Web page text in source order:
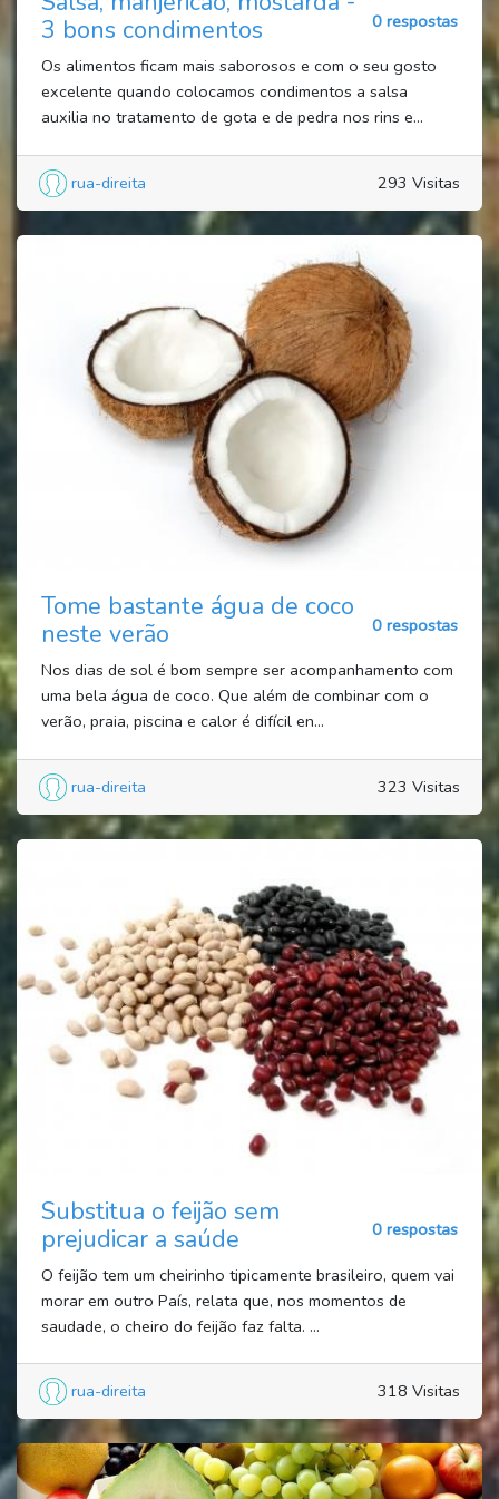
3 bons condimentos
0 respostas
Os alimentos ficam mais saborosos e com o seu gosto
excelente quando colocamos condimentos a salsa
auxilia no tratamento de gota e de pedra nos rins e...
rua-direita 293 Visitas
Tome bastante água de coco
neste verão
0 respostas
Nos dias de sol é bom sempre ser acompanhamento com
uma bela água de coco. Que além de combinar com o
verão, praia, piscina e calor é difícil en...
rua-direita 323 Visitas
Substitua o feijão sem
prejudicar a saúde
0 respostas
O feijão tem um cheirinho tipicamente brasileiro, quem vai
morar em outro País, relata que, nos momentos de
saudade, o cheiro do feijão faz falta. ...
rua-direita 318 Visitas